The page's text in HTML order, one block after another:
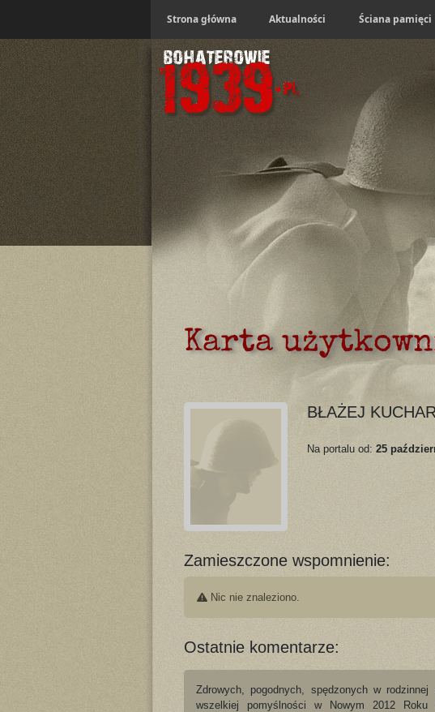
Strona główna Aktualności Ściana pamięci
Karta
BŁAŻEJ
Na portalu od:25
Zamieszczone wspomnienie:
Nic nie znaleziono.
Ostatnie komentarze:
Zdrowych, pogodnych, spędzonych w
wszelkiej pomyślności w Nowym 2012 Roku